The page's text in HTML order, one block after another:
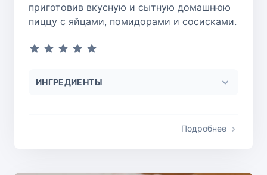
приготовив вкусную и сытную домашнюю
пиццу с яйцами, помидорами и сосисками.
ИНГРЕДИЕНТЫ
Подробнее